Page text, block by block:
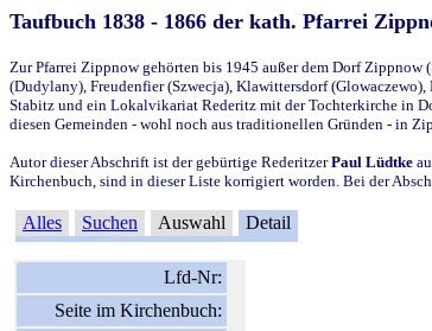
Taufbuch 1838 - 1866 der kath. Pfarrei
Zur Pfarrei Zippnow gehörten bis 1945 außer dem Dorf
(Dudylany), Freudenfier (Szwecja), Klawittersdorf
Stabitz und ein Lokalvikariat Rederitz mit der Tochterkirche in
diesen Gemeinden - wohl noch aus traditionellen Gründen - in
Autor dieser Abschrift ist der gebürtige RederitzerPaul Lüdtke
Kirchenbuch, sind in dieser Liste korrigiert worden. Bei der
Alles Suchen Auswahl Detail
Lfd-Nr:
Seite im Kirchenbuch: